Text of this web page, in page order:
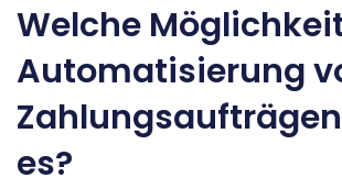
Welche
Automatisierung
es?